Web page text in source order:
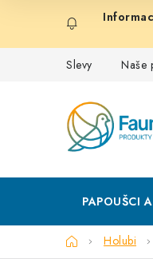
obsah
Slevy Naše
PAPOUŠCI
DomůHolubi